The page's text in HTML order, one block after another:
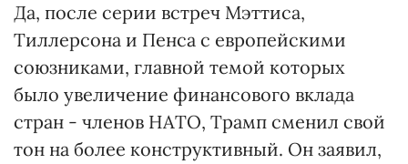
Да, после серии встреч Мэттиса,
Тиллерсона и Пенса с европейскими
союзниками, главной темой которых
было увеличение финансового вклада
стран - членов НАТО, Трамп сменил свой
тон на более конструктивный. Он заявил,